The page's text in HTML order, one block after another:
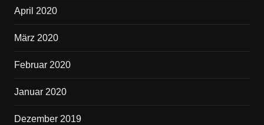
April 2020
März 2020
Februar 2020
Januar 2020
Dezember 2019